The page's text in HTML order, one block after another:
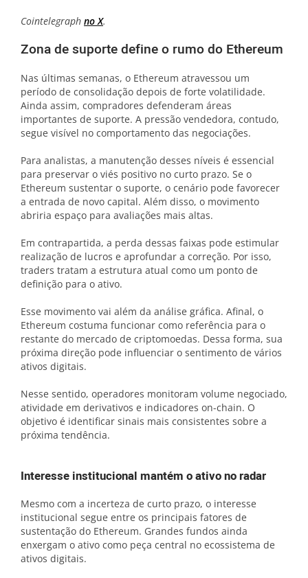
Cointelegraph no X.
Zona de suporte define o rumo do Ethereum
Nas últimas semanas, o Ethereum atravessou um
período de consolidação depois de forte volatilidade.
Ainda assim, compradores defenderam áreas
importantes de suporte. A pressão vendedora, contudo,
segue visível no comportamento das negociações.
Para analistas, a manutenção desses níveis é essencial
para preservar o viés positivo no curto prazo. Se o
Ethereum sustentar o suporte, o cenário pode favorecer
a entrada de novo capital. Além disso, o movimento
abriria espaço para avaliações mais altas.
Em contrapartida, a perda dessas faixas pode estimular
realização de lucros e aprofundar a correção. Por isso,
traders tratam a estrutura atual como um ponto de
definição para o ativo.
Esse movimento vai além da análise gráfica. Afinal, o
Ethereum costuma funcionar como referência para o
restante do mercado de criptomoedas. Dessa forma, sua
próxima direção pode influenciar o sentimento de vários
ativos digitais.
Nesse sentido, operadores monitoram volume negociado,
atividade em derivativos e indicadores on-chain. O
objetivo é identificar sinais mais consistentes sobre a
próxima tendência.
Interesse institucional mantém o ativo no radar
Mesmo com a incerteza de curto prazo, o interesse
institucional segue entre os principais fatores de
sustentação do Ethereum. Grandes fundos ainda
enxergam o ativo como peça central no ecossistema de
ativos digitais.